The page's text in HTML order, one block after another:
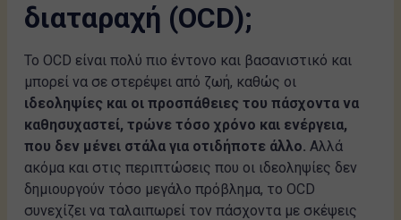
διαταραχή (OCD);
Το OCD είναι πολύ πιο έντονο και βασανιστικό και
μπορεί να σε στερέψει από ζωή, καθώς οι
ιδεοληψίες και οι προσπάθειες του πάσχοντα να
καθησυχαστεί, τρώνε τόσο χρόνο και ενέργεια,
που δεν μένει στάλα για οτιδήποτε άλλο. Αλλά
ακόμα και στις περιπτώσεις που οι ιδεοληψίες δεν
δημιουργούν τόσο μεγάλο πρόβλημα, το OCD
συνεχίζει να ταλαιπωρεί τον πάσχοντα με σκέψεις